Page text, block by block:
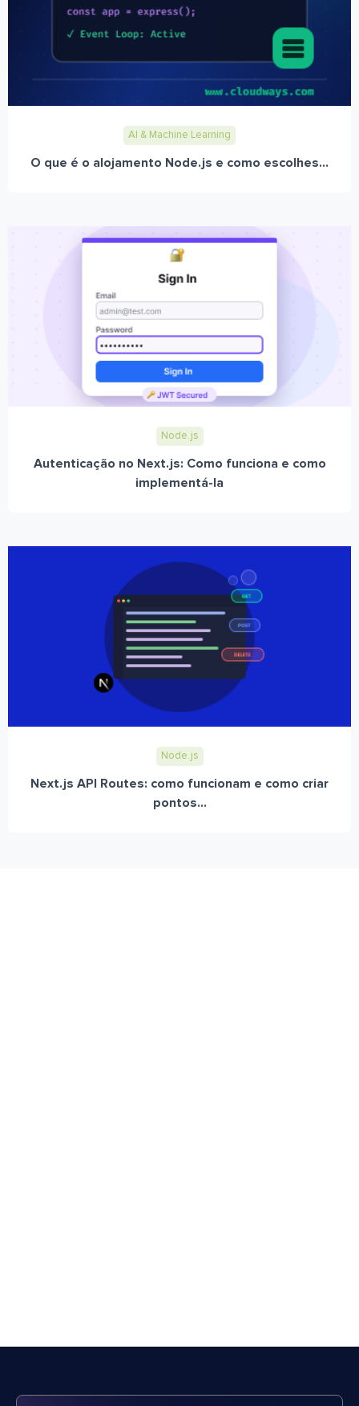
AI & Machine Learning
O que é o alojamento Node.js e como escolhes...
Node.js
Autenticação no Next.js: Como funciona e como
implementá-la
Node.js
Next.js API Routes: como funcionam e como criar
pontos...